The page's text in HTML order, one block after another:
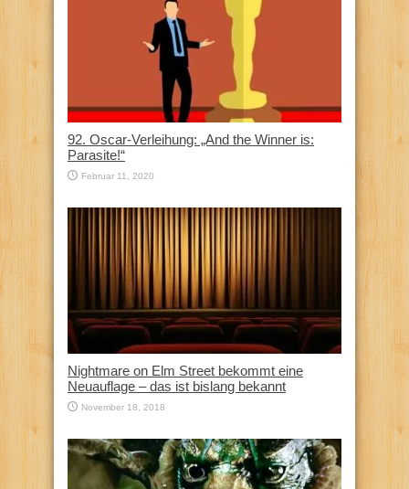
92. Oscar-Verleihung: „And the Winner is:
Parasite!“
Februar 11, 2020
Nightmare on Elm Street bekommt eine
Neuauflage – das ist bislang bekannt
November 18, 2018